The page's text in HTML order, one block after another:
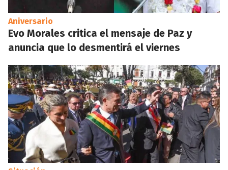
Aniversario
Evo Morales critica el mensaje de Paz y
anuncia que lo desmentirá el viernes